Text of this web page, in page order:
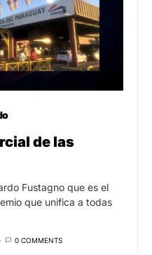
de las
Fustagno que es el
que unifica a todas
0 COMMENTS